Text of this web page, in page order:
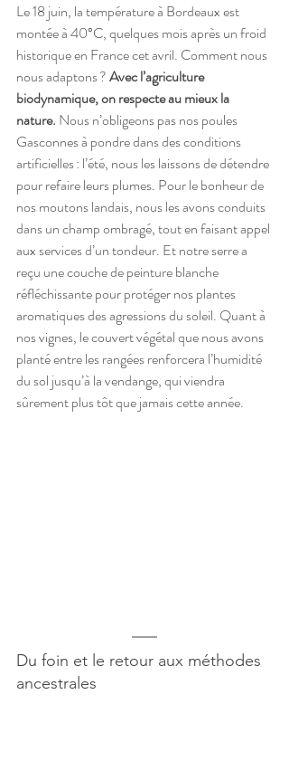
Le 18 juin, la température à Bordeaux est
montée à 40°C, quelques mois après un froid
historique en France cet avril. Comment nous
nous adaptons ? Avec l’agriculture
biodynamique, on respecte au mieux la
nature. Nous n’obligeons pas nos poules
Gasconnes à pondre dans des conditions
artificielles : l’été, nous les laissons de détendre
pour refaire leurs plumes. Pour le bonheur de
nos moutons landais, nous les avons conduits
dans un champ ombragé, tout en faisant appel
aux services d’un tondeur. Et notre serre a
reçu une couche de peinture blanche
réfléchissante pour protéger nos plantes
aromatiques des agressions du soleil. Quant à
nos vignes, le couvert végétal que nous avons
planté entre les rangées renforcera l’humidité
du sol jusqu’à la vendange, qui viendra
sûrement plus tôt que jamais cette année.
Du foin et le retour aux méthodes
ancestrales